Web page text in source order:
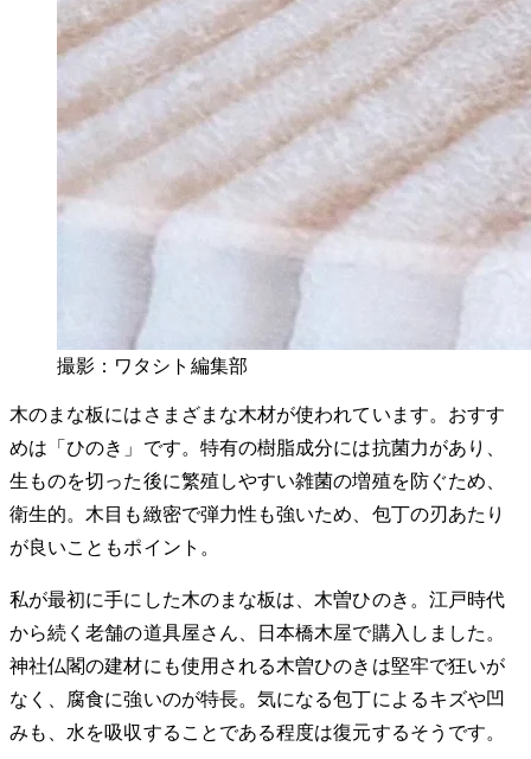
撮影：ワタシト編集部
木のまな板にはさまざまな木材が使われています。おすす
めは「ひのき」です。特有の樹脂成分には抗菌力があり、
生ものを切った後に繁殖しやすい雑菌の増殖を防ぐため、
衛生的。木目も緻密で弾力性も強いため、包丁の刃あたり
が良いこともポイント。
私が最初に手にした木のまな板は、木曽ひのき。江戸時代
から続く老舗の道具屋さん、日本橋木屋で購入しました。
神社仏閣の建材にも使用される木曽ひのきは堅牢で狂いが
なく、腐食に強いのが特長。気になる包丁によるキズや凹
みも、水を吸収することである程度は復元するそうです。